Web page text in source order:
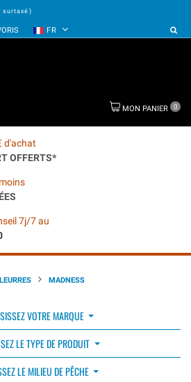
surtaxé)
FR
MON PANIER 0
d'achat
OFFERTS*
7j/7 au
LEURRES MADNESS
VOTRE MARQUE
LE TYPE DE PRODUIT
LE MILIEU DE PÊCHE